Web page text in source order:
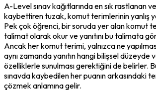
A-Level sınav kağıtlarında en sık rastlanan
kaybettiren tuzak, komut terimlerinin yanlış
Pek çok öğrenci, bir soruda yer alan komut
talimat olarak okur ve yanıtını bu talimata
Ancak her komut terimi, yalnızca ne
aynı zamanda yanıtın hangi bilişsel düzeyde
özelliklerle sunulması gerektiğini de belirler.
sınavda kaybedilen her puanın arkasındaki
çözmek anlamına gelir.